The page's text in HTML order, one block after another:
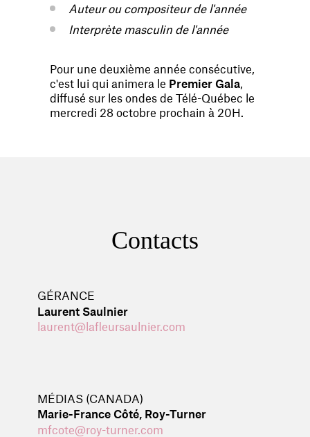
Auteur ou compositeur de l'année
Interprète masculin de l'année
Pour une deuxième année consécutive,
c'est lui qui animera le Premier Gala
diffusé sur les ondes de Télé-Québec le
mercredi 28 octobre prochain à 20H.
Contacts
GÉRANCE
Laurent Saulnier
laurent@lafleursaulnier.com
MÉDIAS (CANADA)
Marie-France Côté, Roy-Turner
mfcote@roy-turner.com